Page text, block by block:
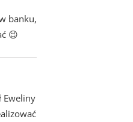
banku,
😉
Eweliny